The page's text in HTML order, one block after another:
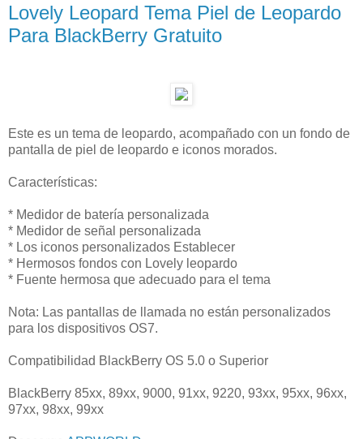
Lovely Leopard Tema Piel de Leopardo
Para BlackBerry Gratuito
Este es un tema de leopardo, acompañado con un fondo de
pantalla de piel de leopardo e iconos morados.
Características:
* Medidor de batería personalizada
* Medidor de señal personalizada
* Los iconos personalizados Establecer
* Hermosos fondos con Lovely leopardo
* Fuente hermosa que adecuado para el tema
Nota: Las pantallas de llamada no están personalizados
para los dispositivos OS7.
Compatibilidad BlackBerry OS 5.0 o Superior
BlackBerry 85xx, 89xx, 9000, 91xx, 9220, 93xx, 95xx, 96xx,
97xx, 98xx, 99xx